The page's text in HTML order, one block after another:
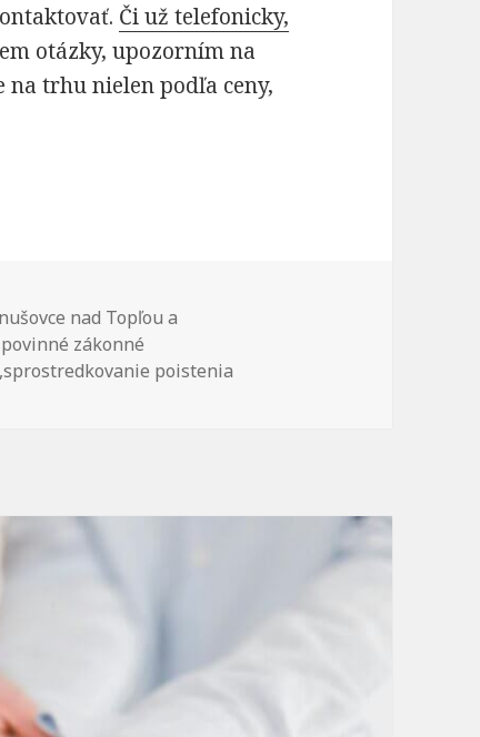
Či už telefonicky,
otázky, upozorním na
trhu nielen podľa ceny,
nad Topľou a
povinné zákonné
,sprostredkovanie poistenia